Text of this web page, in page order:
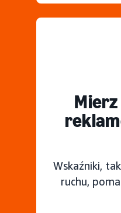
Wskaźniki,
ruchu,